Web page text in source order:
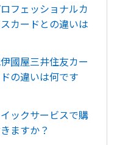
フェッショナルカ
カードとの違いは
國屋三井住友カー
の違いは何です
ックサービスで購
ますか？